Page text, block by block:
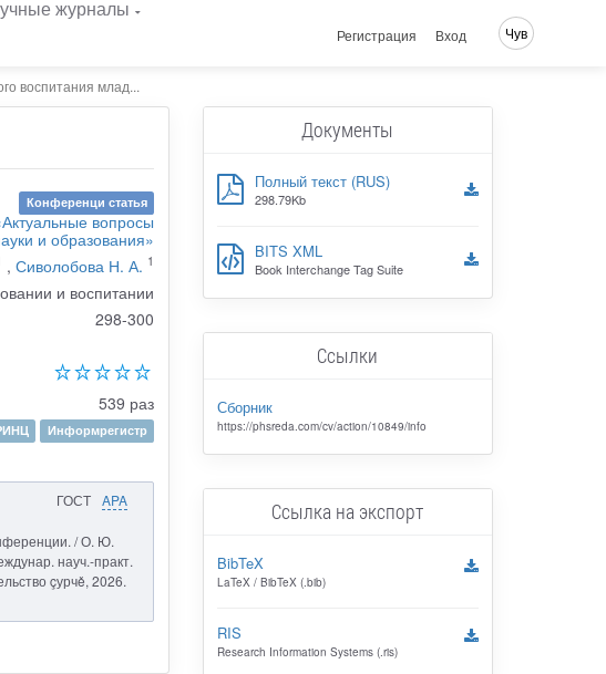
журналы
Регистрация Вход Чув
воспитания млад...
Конференци статья
вопросы
и образования»
, Сиволобова Н. А. 1
и воспитании
298-300
539 раз
Информрегистр
ГОСТ APA
/ О. Ю.
науч.-практ.
çурчě, 2026.
Документы
Полный текст (RUS)
298.79Kb
BITS XML
Book Interchange Tag Suite
Ссылки
Сборник
https://phsreda.com/cv/action/10849/info
Ссылка на экспорт
BibTeX
LaTeX / BibTeX (.bib)
RIS
Research Information Systems (.ris)